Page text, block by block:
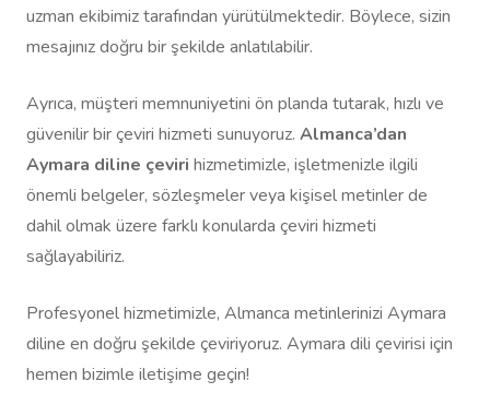
uzman ekibimiz tarafından yürütülmektedir. Böylece, sizin
mesajınız doğru bir şekilde anlatılabilir.
Ayrıca, müşteri memnuniyetini ön planda tutarak, hızlı ve
güvenilir bir çeviri hizmeti sunuyoruz. Almanca’dan
Aymara diline çeviri hizmetimizle, işletmenizle ilgili
önemli belgeler, sözleşmeler veya kişisel metinler de
dahil olmak üzere farklı konularda çeviri hizmeti
sağlayabiliriz.
Profesyonel hizmetimizle, Almanca metinlerinizi Aymara
diline en doğru şekilde çeviriyoruz. Aymara dili çevirisi için
hemen bizimle iletişime geçin!